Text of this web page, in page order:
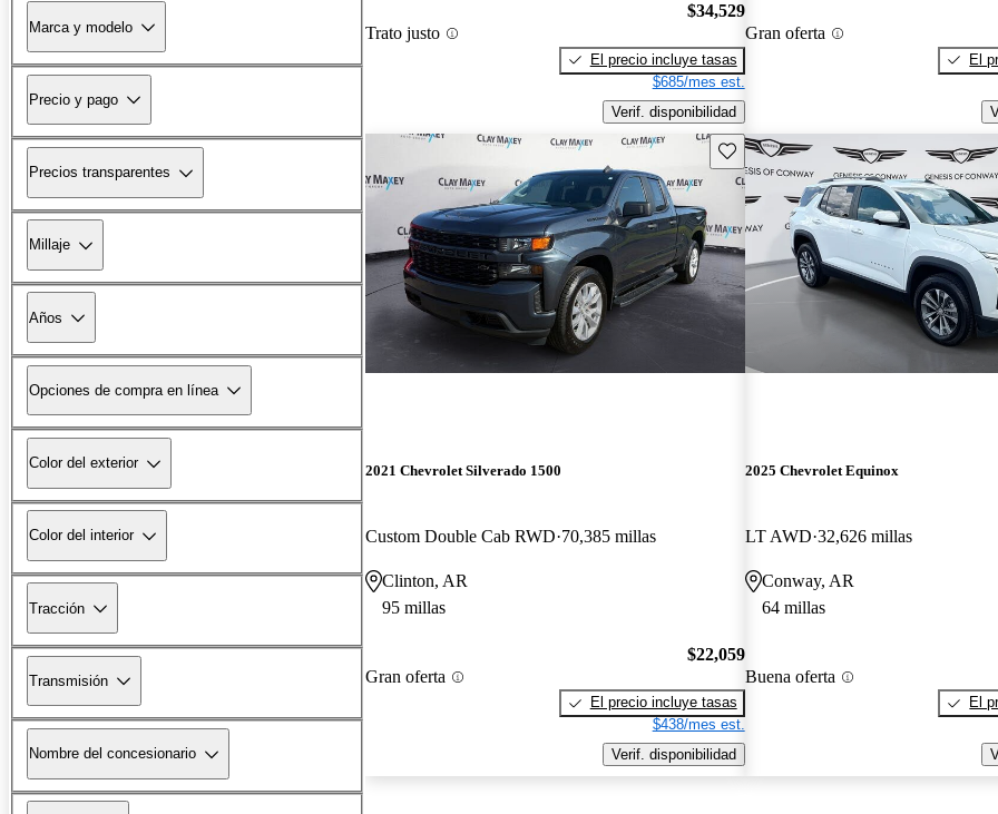
Marca y modelo
Precio y pago
Precios transparentes
Millaje
Años
Opciones de compra en línea
Color del exterior
Color del interior
Tracción
Transmisión
Nombre del concesionario
Trato justo
$34,529
El precio incluye tasas
$685/mes est.
Verif. disponibilidad
Gran oferta
El
Guarda este Aviso
2021 Chevrolet Silverado 1500
Custom Double Cab RWD 70,385 millas
Clinton, AR
95 millas
Gran oferta
$22,059
El precio incluye tasas
$438/mes est.
Verif. disponibilidad
2025 Chevrolet Equinox
LT AWD 32,626 millas
Conway, AR
64 millas
Buena oferta
El